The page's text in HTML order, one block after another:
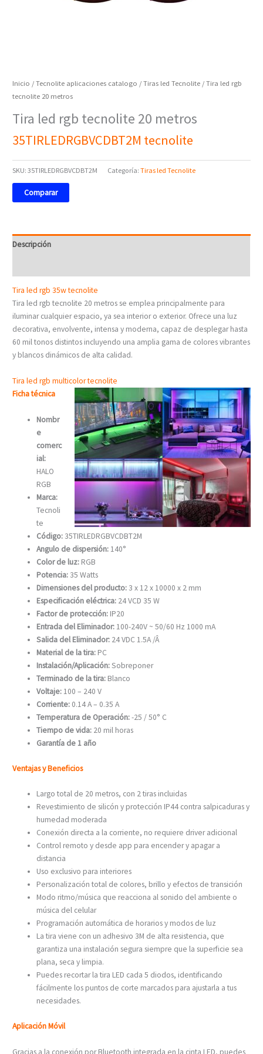
Inicio /Tecnolite aplicaciones catalogo /Tiras led Tecnolite / Tira led rgb
tecnolite 20 metros
Tira led rgb tecnolite 20 metros
35TIRLEDRGBVCDBT2M tecnolite
SKU:35TIRLEDRGBVCDBT2M Categoría:Tiras led Tecnolite
Comparar
Descripción
Tira led rgb 35w tecnolite
Tira led rgb tecnolite 20 metros se emplea principalmente para
iluminar cualquier espacio, ya sea interior o exterior. Ofrece una luz
decorativa, envolvente, intensa y moderna, capaz de desplegar hasta
60 mil tonos distintos incluyendo una amplia gama de colores vibrantes
y blancos dinámicos de alta calidad.
Tira led rgb multicolor tecnolite
Ficha técnica
Nombr
e
comerc
ial:
HALO
RGB
Marca:
Tecnoli
te
Código:35TIRLEDRGBVCDBT2M
Angulo de dispersión: 140°
Color de luz: RGB
Potencia:35 Watts
Dimensiones del producto:3 x 12 x 10000 x 2 mm
Especificación eléctrica: 24 VCD 35 W
Factor de protección: IP20
Entrada del Eliminador: 100-240V ~ 50/60 Hz 1000 mA
Salida del Eliminador: 24 VDC 1.5A /Â
Material de la tira: PC
Instalación/Aplicación:Sobreponer
Terminado de la tira: Blanco
Voltaje: 100 – 240 V
Corriente: 0.14 A – 0.35 A
Temperatura de Operación:-25 / 50° C
Tiempo de vida: 20 mil horas
Garantía de 1 año
Ventajas y Beneficios
Largo total de 20 metros, con 2 tiras incluidas
Revestimiento de silicón y protección IP44 contra salpicaduras y
humedad moderada
Conexión directa a la corriente, no requiere driver adicional
Control remoto y desde app para encender y apagar a
distancia
Uso exclusivo para interiores
Personalización total de colores, brillo y efectos de transición
Modo ritmo/música que reacciona al sonido del ambiente o
música del celular
Programación automática de horarios y modos de luz
La tira viene con un adhesivo 3M de alta resistencia, que
garantiza una instalación segura siempre que la superficie sea
plana, seca y limpia.
Puedes recortar la tira LED cada 5 diodos, identificando
fácilmente los puntos de corte marcados para ajustarla a tus
necesidades.
Aplicación Móvil
Gracias a la conexión por Bluetooth integrada en la cinta LED, puedes